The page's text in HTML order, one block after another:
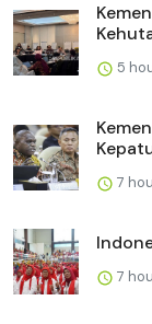
5
7
7